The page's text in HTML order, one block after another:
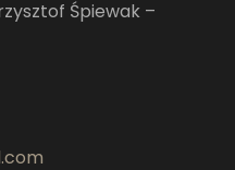
Śpiewak –